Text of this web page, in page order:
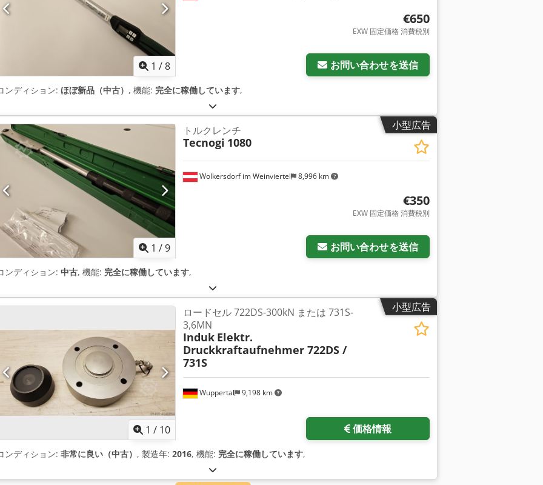
1 /8
€650
EXW 固定価格 消費税別
お問い合わせを送信
ンディション: ほぼ新品（中古） , 機能: 完全に稼働しています,
小型広告
1 /9
Wolkersdorf im Weinviertel 8,996 km
トルクレンチ
Tecnogi 1080
€350
EXW 固定価格 消費税別
お問い合わせを送信
ンディション: 中古, 機能: 完全に稼働しています,
小型広告
1 / 10
Wuppertal 9,198 km
ロードセル 722DS-300kN または 731S-
3,6MN
Induk Elektr.
Druckkraftaufnehmer 722DS /
731S
価格情報
ンディション: 非常に良い（中古） , 製造年: 2016, 機能: 完全に稼働しています,